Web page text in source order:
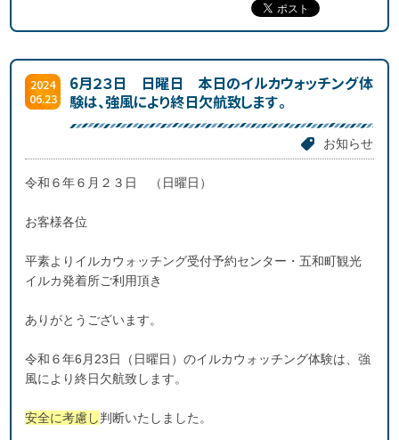
2024
06.23
6月２３日 日曜日 本日のイルカウォッチング体
験は、強風により終日欠航致します。
お知らせ
令和６年６月２３日 （日曜日）
お客様各位
平素よりイルカウォッチング受付予約センター・五和町観光
イルカ発着所ご利用頂き
ありがとうございます。
令和６年6月23日（日曜日）のイルカウォッチング体験は、強
風により終日欠航致します。
安全に考慮し判断いたしました。